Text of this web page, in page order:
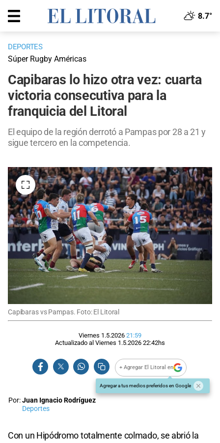
8.7°
DEPORTES
Súper Rugby Américas
Capibaras lo hizo otra vez: cuarta
victoria consecutiva para la
franquicia del Litoral
El equipo de la región derrotó a Pampas por 28 a 21 y
sigue tercero en la competencia.
Capibaras vs Pampas. Foto: El Litoral
Viernes 1.5.2026 21:59
Actualizado al Viernes 1.5.2026 22:42hs
+ Agregar El Litoral en
Agregar a tus medios preferidos en Google
Por:Juan Ignacio Rodríguez
Deportes
Con un Hipódromo totalmente colmado, se abrió la